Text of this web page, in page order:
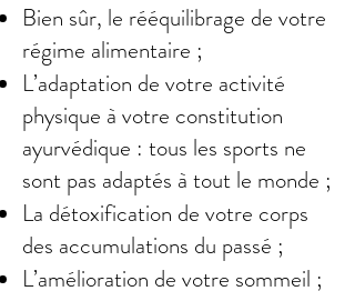
Bien sûr, le rééquilibrage de votre
régime alimentaire ;
L’adaptation de votre activité
physique à votre constitution
ayurvédique : tous les sports ne
sont pas adaptés à tout le monde ;
La détoxification de votre corps
des accumulations du passé ;
L’amélioration de votre sommeil ;